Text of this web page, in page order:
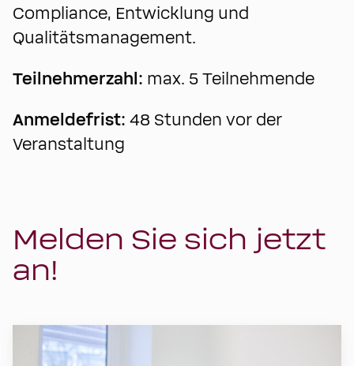
Compliance, Entwicklung und
Qualitätsmanagement.
Teilnehmerzahl: max. 5 Teilnehmende
Anmeldefrist: 48 Stunden vor der
Veranstaltung
Melden Sie sich jetzt
an!